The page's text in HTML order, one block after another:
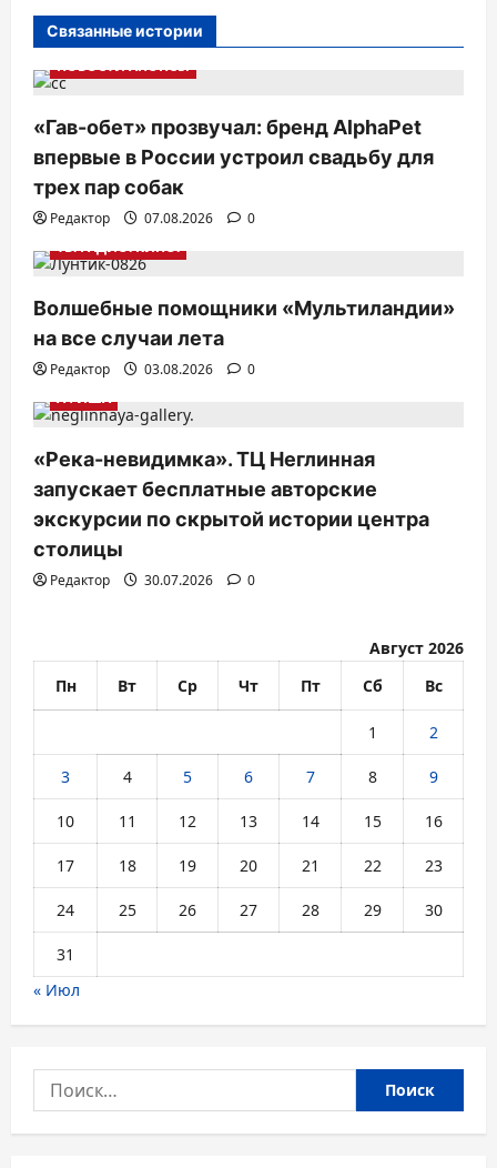
я
п
а
п
и
я
м
Связанные истории
НОВОСТИ АНОНСЫ
«Гав-обет» прозвучал: бренд AlphaPet
впервые в России устроил свадьбу для
трех пар собак
Редактор 07.08.2026
0
ТВ. РАДИО. КИНО.
Волшебные помощники «Мультиландии»
на все случаи лета
Редактор 03.08.2026
0
АФИША
«Река-невидимка». ТЦ Неглинная
запускает бесплатные авторские
экскурсии по скрытой истории центра
столицы
Редактор 30.07.2026 0
Август 2026
Пн
Вт Ср Чт Пт Сб Вс
1 2
3 4 5 6 7 8 9
10 11 12 13 14 15 16
17 18 19 20 21 22 23
24 25 26 27 28 29 30
31
« Июл
Найти: